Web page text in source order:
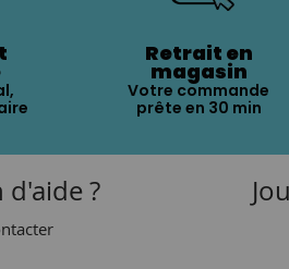
Retrait en
magasin
Votre commande
prête en 30 min
d'aide ?